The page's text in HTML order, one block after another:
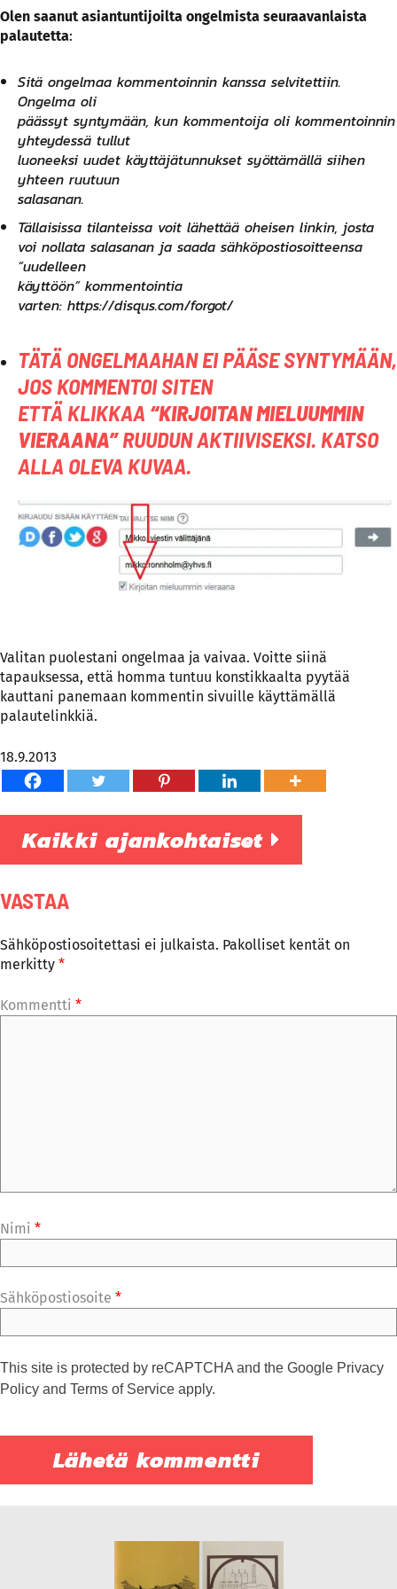
Olen saanut asiantuntijoilta ongelmista seuraavanlaista
palautetta:
Sitä ongelmaa kommentoinnin kanssa selvitettiin.
Ongelma oli
päässyt syntymään, kun kommentoija oli kommentoinnin
yhteydessä tullut
luoneeksi uudet käyttäjätunnukset syöttämällä siihen
yhteen ruutuun
salasanan.
Tällaisissa tilanteissa voit lähettää oheisen linkin, josta
voi nollata salasanan ja saada sähköpostiosoitteensa
“uudelleen
käyttöön” kommentointia
varten: https://disqus.com/forgot/
TÄTÄ ONGELMAAHAN EI PÄÄSE SYNTYMÄÄN,
JOS KOMMENTOI SITEN
ETTÄ KLIKKAA “KIRJOITAN MIELUUMMIN
VIERAANA”RUUDUN AKTIIVISEKSI. KATSO
ALLA OLEVA KUVAA.
Valitan puolestani ongelmaa ja vaivaa. Voitte siinä
tapauksessa, että homma tuntuu konstikkaalta pyytää
kauttani panemaan kommentin sivuille käyttämällä
palautelinkkiä.
18.9.2013
Kaikki ajankohtaiset
VASTAA
Sähköpostiosoitettasi ei julkaista. Pakolliset kentät on
merkitty *
Kommentti *
Nimi *
Sähköpostiosoite *
This site is protected by reCAPTCHA and the Google Privacy
Policy and Terms of Service apply.